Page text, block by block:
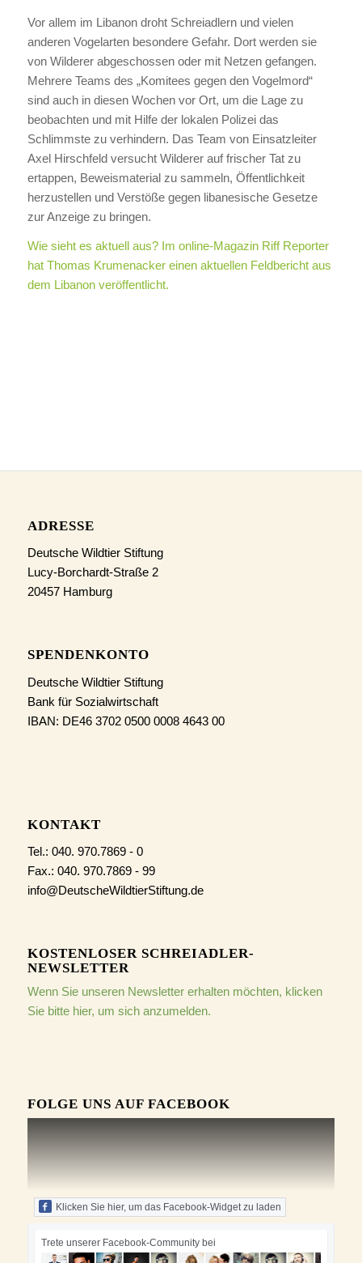
Vor allem im Libanon droht Schreiadlern und vielen
anderen Vogelarten besondere Gefahr. Dort werden sie
von Wilderer abgeschossen oder mit Netzen gefangen.
Mehrere Teams des „Komitees gegen den Vogelmord“
sind auch in diesen Wochen vor Ort, um die Lage zu
beobachten und mit Hilfe der lokalen Polizei das
Schlimmste zu verhindern. Das Team von Einsatzleiter
Axel Hirschfeld versucht Wilderer auf frischer Tat zu
ertappen, Beweismaterial zu sammeln, Öffentlichkeit
herzustellen und Verstöße gegen libanesische Gesetze
zur Anzeige zu bringen.
Wie sieht es aktuell aus? Im online-Magazin Riff Reporter
hat Thomas Krumenacker einen aktuellen Feldbericht aus
dem Libanon veröffentlicht.
ADRESSE
Deutsche Wildtier Stiftung
Lucy-Borchardt-Straße 2
20457 Hamburg
SPENDENKONTO
Deutsche Wildtier Stiftung
Bank für Sozialwirtschaft
IBAN: DE46 3702 0500 0008 4643 00
KONTAKT
Tel.: 040. 970.7869 - 0
Fax.: 040. 970.7869 - 99
info@DeutscheWildtierStiftung.de
KOSTENLOSER SCHREIADLER-
NEWSLETTER
Wenn Sie unseren Newsletter erhalten möchten, klicken
Sie bitte hier, um sich anzumelden.
FOLGE UNS AUF FACEBOOK
Klicken Sie hier, um das Facebook-Widget zu laden
Trete unserer Facebook-Community bei